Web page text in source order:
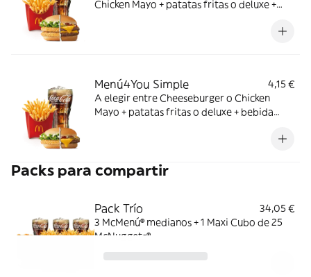
Chicken Mayo + patatas fritas o deluxe +
Menú4You Simple
4,15 €
A elegir entre Cheeseburger o Chicken
Mayo + patatas fritas o deluxe + bebida
Packs para compartir
Pack Trío
34,05 €
3 McMenú® medianos + 1 Maxi Cubo de 25
McNuggets®